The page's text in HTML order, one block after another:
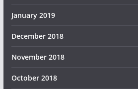
January 2019
December 2018
November 2018
October 2018